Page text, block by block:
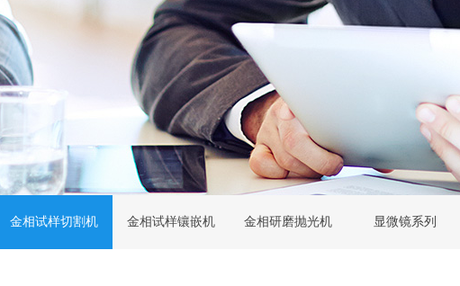
金相试样切割机 金相试样镶嵌机 金相研磨抛光机 显微镜系列